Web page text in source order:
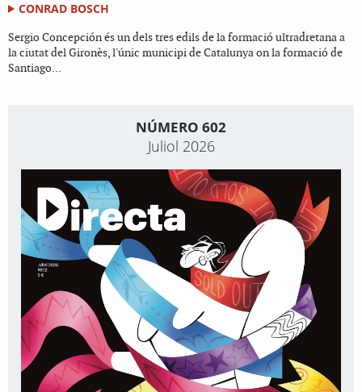
CONRAD BOSCH
Sergio Concepción és un dels tres edils de la formació ultradretana a
la ciutat del Gironès, l'únic municipi de Catalunya on la formació de
Santiago...
NÚMERO 602
Juliol 2026